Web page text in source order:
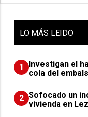
LO MÁS LEIDO
1
Investigan el
cola del
2 Sofocado un
vivienda en